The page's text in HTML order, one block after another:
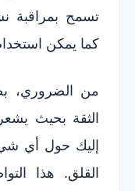
تسمح بمراقبة
كما يمكن
من الضروري،
الثقة بحيث
إليك حول أي
القلق. هذا